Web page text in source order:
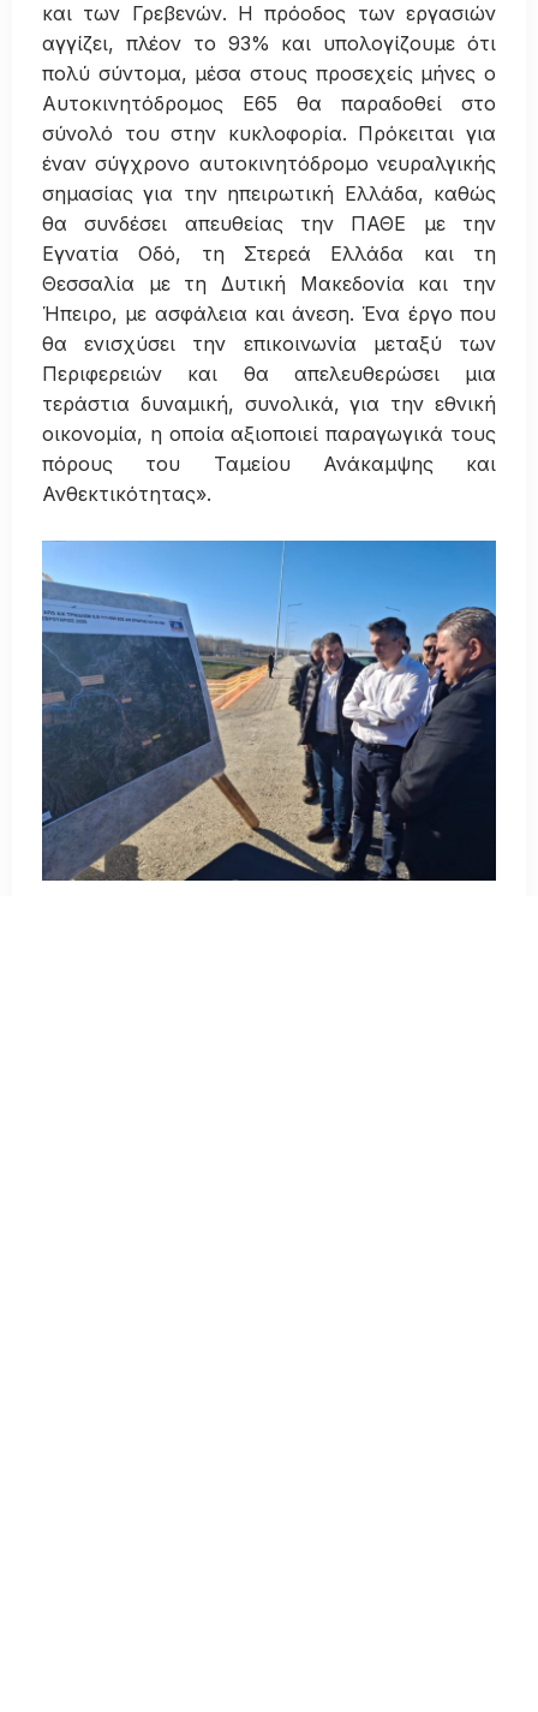
και των Γρεβενών. Η πρόοδος των εργασιών
αγγίζει, πλέον το 93% και υπολογίζουμε ότι
πολύ σύντομα, μέσα στους προσεχείς μήνες ο
Αυτοκινητόδρομος Ε65 θα παραδοθεί στο
σύνολό του στην κυκλοφορία. Πρόκειται για
έναν σύγχρονο αυτοκινητόδρομο νευραλγικής
σημασίας για την ηπειρωτική Ελλάδα, καθώς
θα συνδέσει απευθείας την ΠΑΘΕ με την
Εγνατία Οδό, τη Στερεά Ελλάδα και τη
Θεσσαλία με τη Δυτική Μακεδονία και την
Ήπειρο, με ασφάλεια και άνεση. Ένα έργο που
θα ενισχύσει την επικοινωνία μεταξύ των
Περιφερειών και θα απελευθερώσει μια
τεράστια δυναμική, συνολικά, για την εθνική
οικονομία, η οποία αξιοποιεί παραγωγικά τους
πόρους του Ταμείου Ανάκαμψης και
Ανθεκτικότητας».